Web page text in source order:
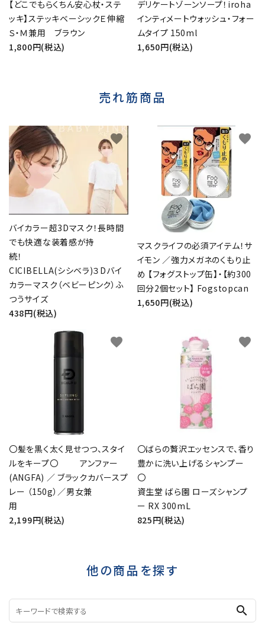
【どこでもらくちん安心杖・ステ
ッキ】ステッキベーシックＥ伸縮
Ｓ・Ｍ兼用 ブラウン
1,800円(税込)
デリケートゾーンソープ！iroha
インティメートウォッシュ・フォー
ムタイプ 150ml
1,650円(税込)
売れ筋商品
バイカラー超3Dマスク！長時間
でも快適な装着感が持
続！
CICIBELLA(シシベラ)３Dバイ
カラーマスク（ベビーピンク）ふ
つうサイズ
438円(税込)
favorite
マスクライフの必須アイテム！サ
イモン ／強力メガネのくもり止
め 【フォグストップ缶】・【約300
回分2個セット】 Fogstopcan
1,650円(税込)
favorite
〇髪を黒く太く見せつつ、スタイ
ルをキープ〇 アンファー
(ANGFA) ／ ブラックカバースプ
レー （150g）／男女兼
用
2,199円(税込)
favorite
〇ばらの贅沢エッセンスで、香り
豊かに洗い上げるシャンプー
資生堂 ばら園 ローズシャンプ
ー RX 300mL
825円(税込)
favorite
他の商品を探す
search